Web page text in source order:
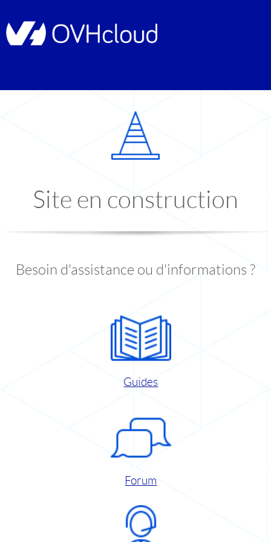
Site en construction
Besoin d'assistance ou d'informations ?
Guides
Forum